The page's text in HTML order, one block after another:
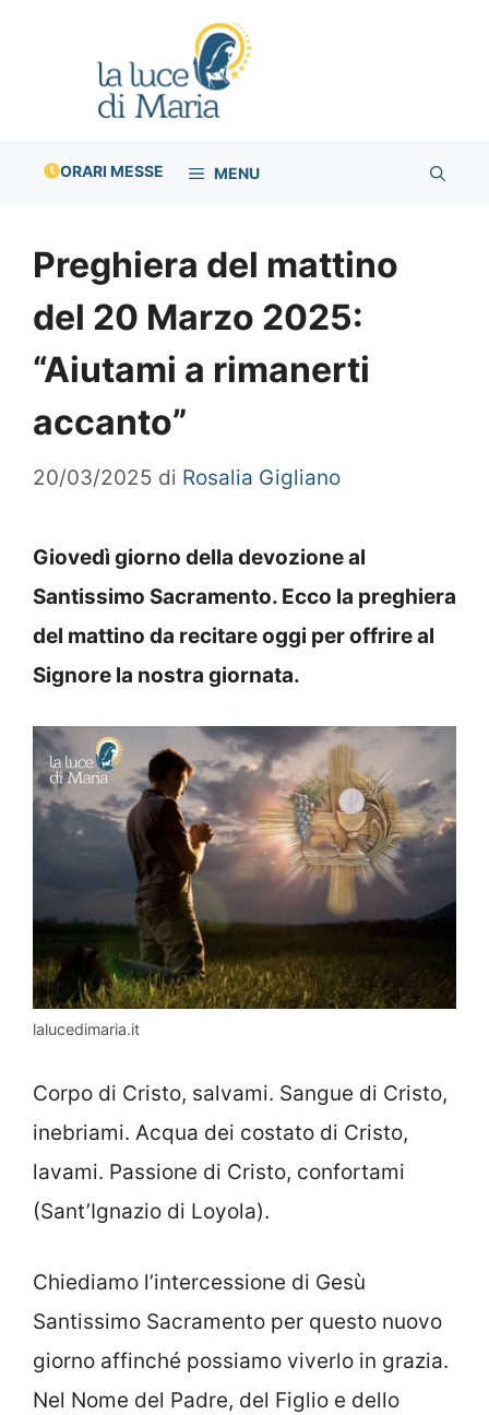
ORARI MESSE MENU
Preghiera del mattino
del 20 Marzo 2025:
“Aiutami a rimanerti
accanto”
20/03/2025 di Rosalia Gigliano
Giovedì giorno della devozione al
Santissimo Sacramento. Ecco la preghiera
del mattino da recitare oggi per offrire al
Signore la nostra giornata.
lalucedimaria.it
Corpo di Cristo, salvami. Sangue di Cristo,
inebriami. Acqua dei costato di Cristo,
lavami. Passione di Cristo, confortami
(Sant’Ignazio di Loyola).
Chiediamo l’intercessione di Gesù
Santissimo Sacramento per questo nuovo
giorno affinché possiamo viverlo in grazia.
Nel Nome del Padre, del Figlio e dello